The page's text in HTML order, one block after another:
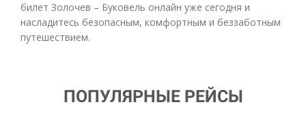
билет Золочев – Буковель онлайн уже сегодня и
насладитесь безопасным, комфортным и беззаботным
путешествием.
ПОПУЛЯРНЫЕ РЕЙСЫ